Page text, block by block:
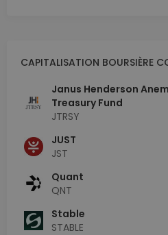
CAPITALISATION BOURSIÈRE
Janus Henderson
Treasury Fund
JTRSY
JUST
JST
Quant
QNT
​​Stable
STABLE